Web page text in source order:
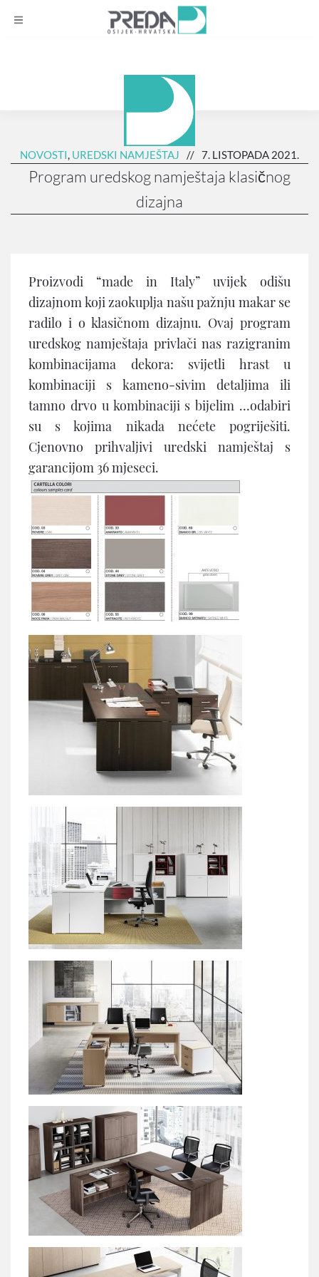
NOVOSTI, UREDSKI NAMJEŠTAJ // 7. LISTOPADA 2021.
Program uredskog namještaja klasičnog
dizajna
Proizvodi “made in Italy” uvijek odišu
dizajnom koji zaokuplja našu pažnju makar se
radilo i o klasičnom dizajnu. Ovaj program
uredskog namještaja privlači nas razigranim
kombinacijama dekora: svijetli hrast u
kombinaciji s kameno-sivim detaljima ili
tamno drvo u kombinaciji s bijelim …odabiri
su s kojima nikada nećete pogriješiti.
Cjenovno prihvaljivi uredski namještaj s
garancijom 36 mjeseci.